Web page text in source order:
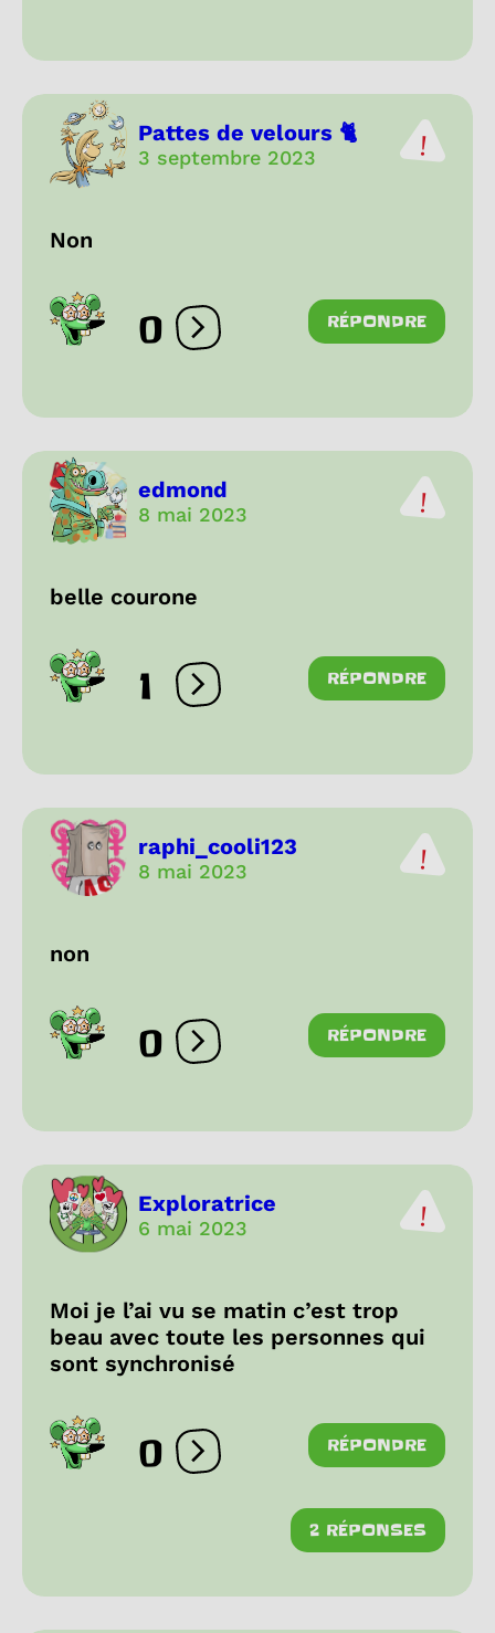
Pattes de velours 🐈
3 septembre 2023
Non
0 Ouvrir les réactions
RÉPONDRE
edmond
8 mai 2023
belle courone
1 Ouvrir les réactions
RÉPONDRE
raphi_cooli123
8 mai 2023
non
0 Ouvrir les réactions
RÉPONDRE
Exploratrice
6 mai 2023
Moi je l’ai vu se matin c’est trop
beau avec toute les personnes qui
sont synchronisé
0 Ouvrir les réactions
RÉPONDRE
2 RÉPONSES